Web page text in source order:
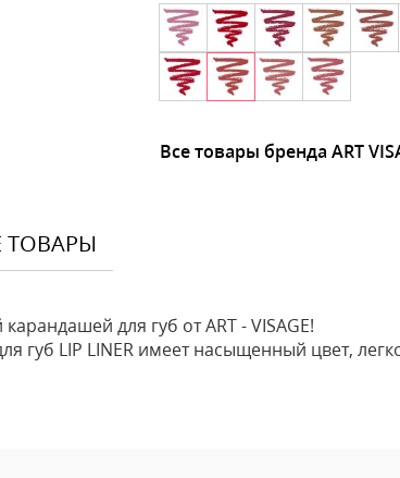
Все товары бренда ART
для губ от ART - VISAGE!
губ LIP LINER имеет насыщенный цвет,